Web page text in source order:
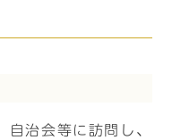
自治会等に訪問し、